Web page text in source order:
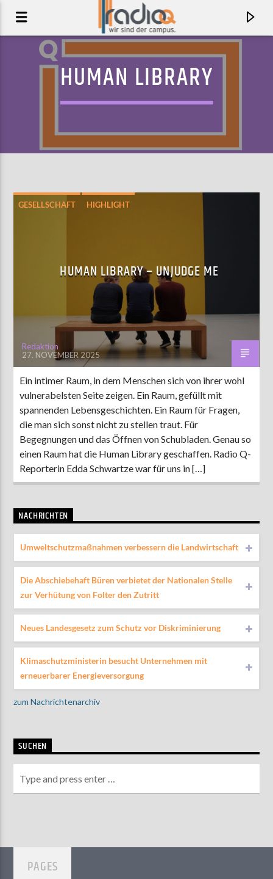
AKTUELLE SENDUNG
MOEBIUS
00:00 09:00
ZU HÖREN IN Münster 90,9 MHz Steinfurt103,9 MHz
HUMAN LIBRARY
GESELLSCHAFT HIGHLIGHT
HUMAN LIBRARY – UNJUDGE ME
Redaktion
27. NOVEMBER 2025
Ein intimer Raum, in dem Menschen sich von ihrer wohl
vulnerabelsten Seite zeigen. Ein Raum, gefüllt mit
spannenden Lebensgeschichten. Ein Raum für Fragen,
die man sich sonst nicht zu stellen traut. Für
Begegnungen und das Öffnen von Schubladen. Genau so
einen Raum hat die Human Library geschaffen. Radio Q-
Reporterin Edda Schwartze war für uns in […]
NACHRICHTEN
Umweltschutzmaßnahmen verbessern die Landwirtschaft
Die Abschiebehaft Büren verbietet der Nationalen Stelle
zur Verhütung von Folter den Zutritt
Neues Landesgesetz zum Schutz vor Diskriminierung
Klimaschutzministerin besucht Unternehmen mit
erneuerbarer Energieversorgung
zum Nachrichtenarchiv
SUCHEN
PAGES